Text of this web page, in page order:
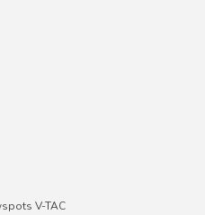
V-TAC